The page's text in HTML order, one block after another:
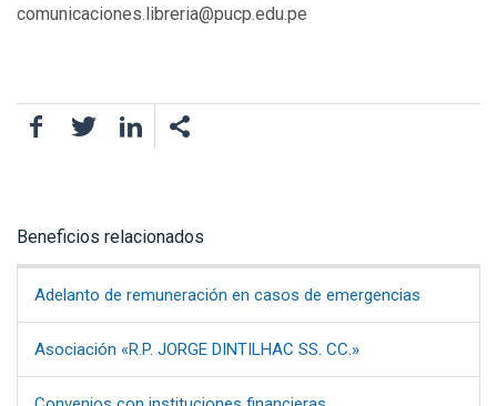
comunicaciones.libreria@pucp.edu.pe
FacebookTwitter LinkedIn
Beneficios relacionados
Adelanto de remuneración en casos de emergencias
Asociación «R.P. JORGE DINTILHAC SS. CC.»